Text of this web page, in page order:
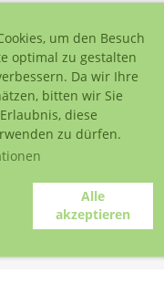
um den Besuch
optimal zu gestalten
Da wir Ihre
bitten wir Sie
diese
zu dürfen.
Alle
akzeptieren